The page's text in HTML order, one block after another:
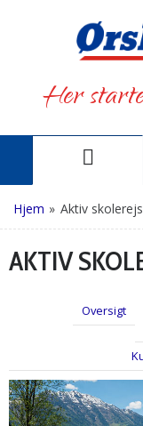
Her
Hjem » Aktiv
AKTIV
Oversigt